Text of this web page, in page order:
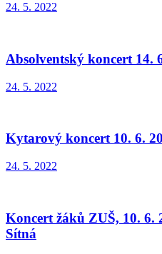
24. 5. 2022
Absolventský koncert 14.
24. 5. 2022
Kytarový koncert 10. 6.
24. 5. 2022
Koncert žáků ZUŠ, 10.
Sítná